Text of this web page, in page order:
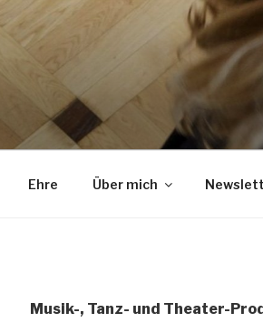
Ehre Über mich
Musik-, Tanz- und Theater-